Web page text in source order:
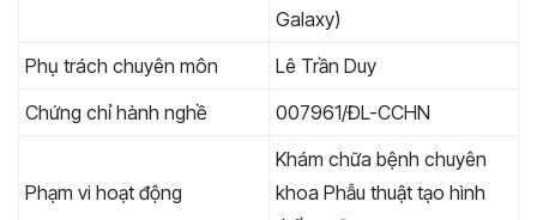
Galaxy)
Phụ trách chuyên môn
Lê Trần Duy
Chứng chỉ hành nghề
007961/ĐL-CCHN
Phạm vi hoạt động
Khám chữa bệnh chuyên
khoa Phẫu thuật tạo hình